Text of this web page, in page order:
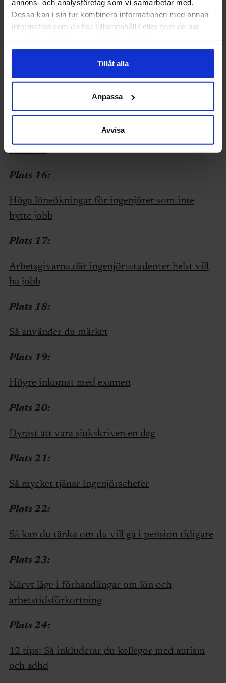
annons- och analysföretag som vi samarbetar med.
Dessa kan i sin tur kombinera informationen med annan
information som du har tillhandahållit eller som de har
Tillåt alla
Anpassa
Avvisa
Plats 15:
Konsult- och forskningsföretaget testar kortare
arbetstid
Plats 16:
Höga löneökningar för ingenjörer som inte
bytte jobb
Plats 17:
Arbetsgivarna där ingenjörsstudenter helst vill
ha jobb
Plats 18:
Så använder du märket
Plats 19:
Högre inkomst med examen
Plats 20:
Dyrast att vara sjukskriven en dag
Plats 21:
Så mycket tjänar ingenjörschefer
Plats 22:
Så kan du tänka om du vill gå i pension tidigare
Plats 23:
Kärvt läge i förhandlingar om lön och
arbetstidsförkortning
Plats 24:
12 tips: Så inkluderar du kollegor med autism
och adhd